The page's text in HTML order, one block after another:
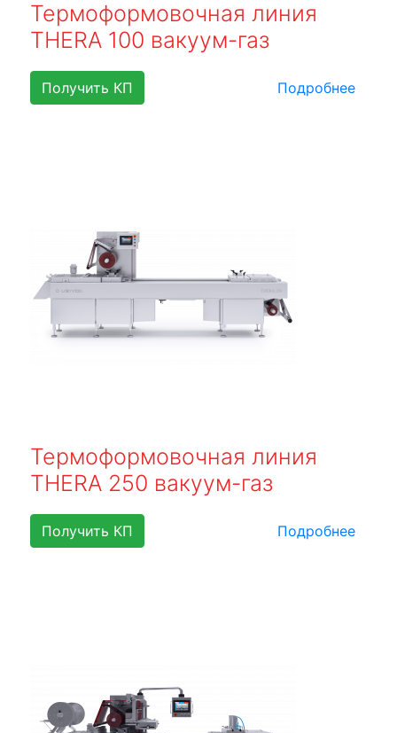
Термоформовочная линия
THERA 100 вакуум-газ
Получить КП Подробнее
Термоформовочная линия
THERA 250 вакуум-газ
Получить КП Подробнее